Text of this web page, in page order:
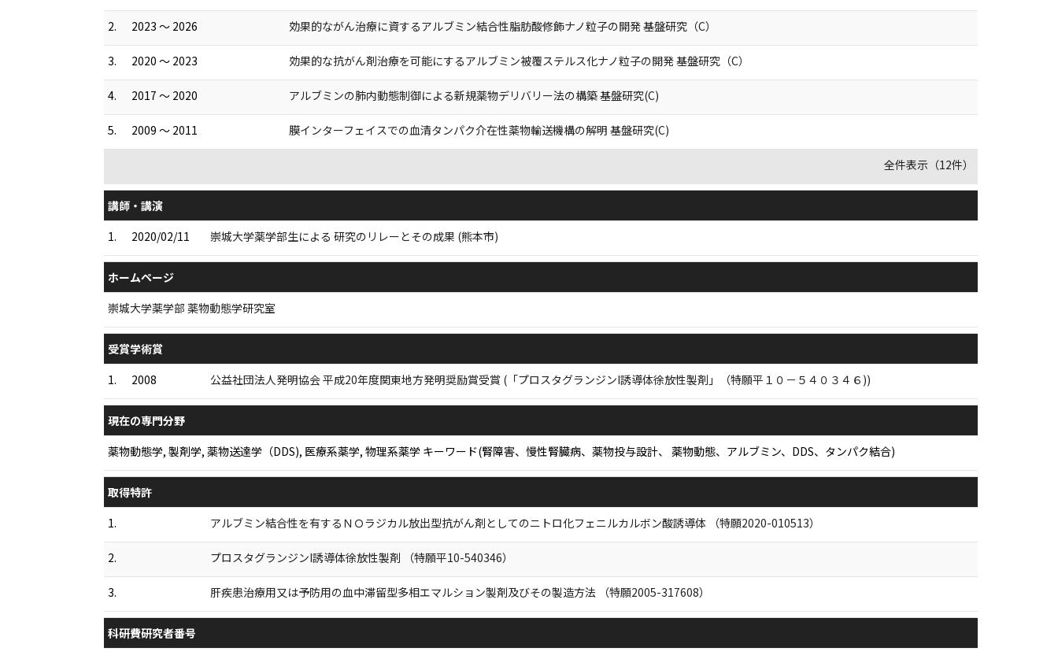
2. 2023 ～ 2026 効果的ながん治療に資するアルブミン結合性脂肪酸修飾ナノ粒子の開発 基盤研究（C）
3. 2020 ～ 2023 効果的な抗がん剤治療を可能にするアルブミン被覆ステルス化ナノ粒子の開発 基盤研究（C）
4. 2017 ～ 2020 アルブミンの肺内動態制御による新規薬物デリバリー法の構築 基盤研究(C)
5. 2009 ～ 2011 膜インターフェイスでの血清タンパク介在性薬物輸送機構の解明 基盤研究(C)
全件表示（12件）
講師・講演
1.
2020/02/11 崇城大学薬学部生による 研究のリレーとその成果 (熊本市)
ホームページ
崇城大学薬学部 薬物動態学研究室
受賞学術賞
1.
2008 公益社団法人発明協会 平成20年度関東地方発明奨励賞受賞 (「プロスタグランジンI誘導体徐放性製剤」（特願平１０－５４０３４６))
現在の専門分野
薬物動態学, 製剤学, 薬物送達学（DDS), 医療系薬学, 物理系薬学 キーワード(腎障害、慢性腎臓病、薬物投与設計、 薬物動態、アルブミン、DDS、タンパク結合)
取得特許
1.
アルブミン結合性を有するＮＯラジカル放出型抗がん剤としてのニトロ化フェニルカルボン酸誘導体 （特願2020-010513）
2. プロスタグランジンI誘導体徐放性製剤 （特願平10-540346）
3. 肝疾患治療用又は予防用の血中滞留型多相エマルション製剤及びその製造方法 （特願2005-317608）
科研費研究者番号